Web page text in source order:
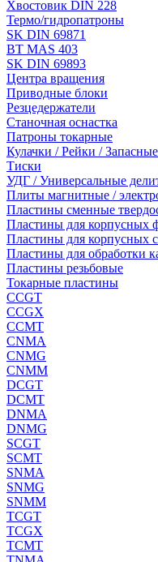
Хвостовик DIN 228
Термо/гидропатроны
SK DIN 69871
BT MAS 403
SK DIN 69893
Центра вращения
Приводные блоки
Резцедержатели
Станочная оснастка
Патроны токарные
Кулачки / Рейки /
Тиски
УДГ / Универсальные
Плиты магнитные /
Пластины сменные
Пластины для корпусных
Пластины для корпусных
Пластины для обработки
Пластины резьбовые
Токарные пластины
CCGT
CCGX
CCMT
CNMA
CNMG
CNMM
DCGT
DCMT
DNMA
DNMG
SCGT
SCMT
SNMA
SNMG
SNMM
TCGT
TCGX
TCMT